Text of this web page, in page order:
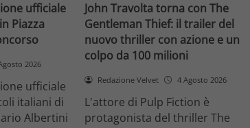
ufficiale
Piazza
2026
ufficiale
italiani di
Albertini
John Travolta torna con The
Gentleman Thief: il trailer del
nuovo thriller con azione e un
colpo da 100 milioni
Redazione Velvet 4 Agosto 2026
L'attore di Pulp Fiction è
protagonista del thriller The